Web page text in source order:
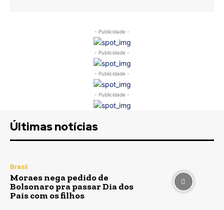
- Publicidade -
- Publicidade -
- Publicidade -
- Publicidade -
Últimas notícias
Brasil
Moraes nega pedido de
Bolsonaro pra passar Dia dos
Pais com os filhos